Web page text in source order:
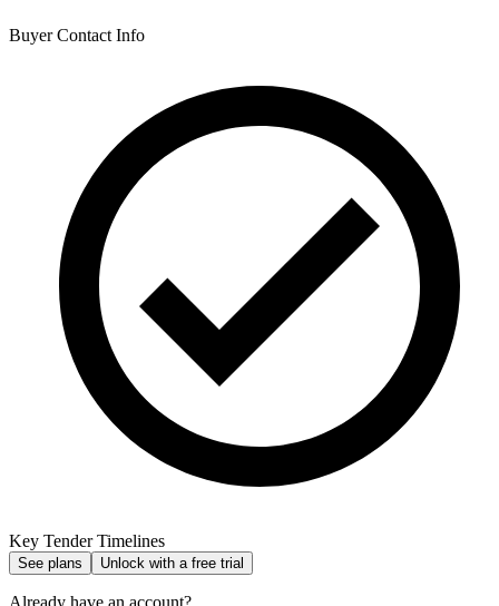
Buyer Contact Info
Key Tender Timelines
See plans Unlock with a free trial
Already have an account?